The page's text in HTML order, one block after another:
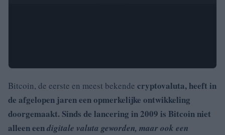
Bitcoin, de eerste en meest bekende cryptovaluta, heeft in
de afgelopen jaren een opmerkelijke ontwikkeling
doorgemaakt. Sinds de lancering in 2009 is Bitcoin niet
alleen eendigitale valuta geworden, maar ook een